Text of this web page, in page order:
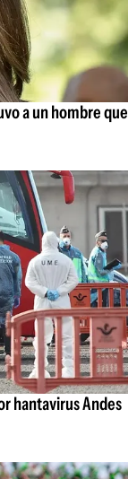
a un hombre que
hantavirus Andes